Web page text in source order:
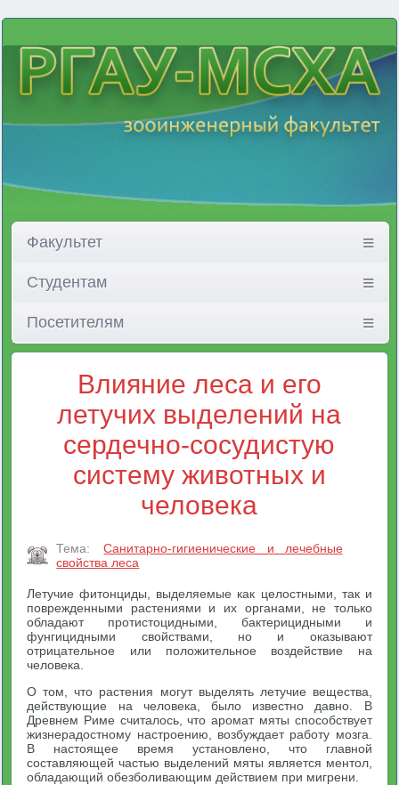
Факультет
Студентам
Посетителям
Влияние леса и его
летучих выделений на
сердечно-сосудистую
систему животных и
человека
Тема:
Санитарно-гигиенические и лечебные
свойства леса
Летучие фитонциды, выделяемые как целостными, так и
поврежденными растениями и их органами, не только
обладают протистоцидными, бактерицидными и
фунгицидными свойствами, но и оказывают
отрицательное или положительное воздействие на
человека.
О том, что растения могут выделять летучие вещества,
действующие на человека, было известно давно. В
Древнем Риме считалось, что аромат мяты способствует
жизнерадостному настроению, возбуждает работу мозга.
В настоящее время установлено, что главной
составляющей частью выделений мяты является ментол,
обладающий обезболивающим действием при мигрени.